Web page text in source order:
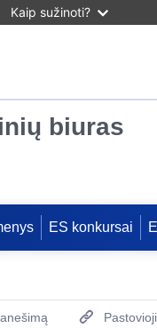
Kaip sužinoti?
biuras
ES konkursai